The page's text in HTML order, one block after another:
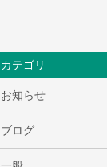
会社概要
カテゴリ
お知らせ
ブログ